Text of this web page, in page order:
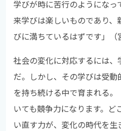
学びが時に苦行のようになっ
来学びは楽しいものであり
びに満ちているはずです」（
社会の変化に対応するには
だ。しかし、その学びは受
を持ち続ける中で育まれる
いても競争力になります。ど
い直す力が、変化の時代を